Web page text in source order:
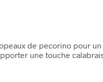
de pecorino pour
une touche